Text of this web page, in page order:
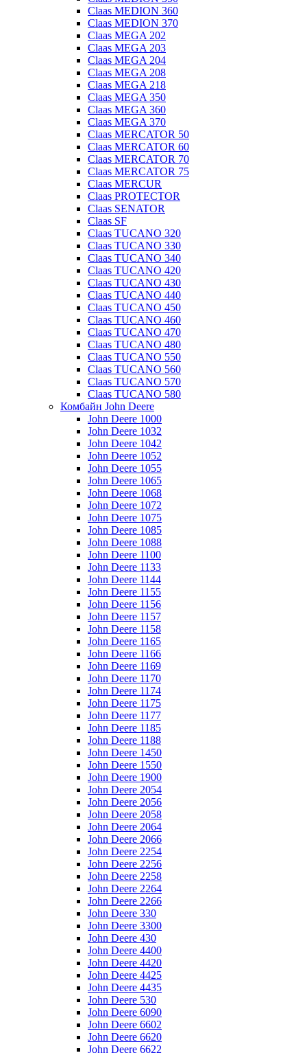
Claas MEDION 360
Claas MEDION 370
Claas MEGA 202
Claas MEGA 203
Claas MEGA 204
Claas MEGA 208
Claas MEGA 218
Claas MEGA 350
Claas MEGA 360
Claas MEGA 370
Claas MERCATOR 50
Claas MERCATOR 60
Claas MERCATOR 70
Claas MERCATOR 75
Claas MERCUR
Claas PROTECTOR
Claas SENATOR
Claas SF
Claas TUCANO 320
Claas TUCANO 330
Claas TUCANO 340
Claas TUCANO 420
Claas TUCANO 430
Claas TUCANO 440
Claas TUCANO 450
Claas TUCANO 460
Claas TUCANO 470
Claas TUCANO 480
Claas TUCANO 550
Claas TUCANO 560
Claas TUCANO 570
Claas TUCANO 580
Комбайн John Deere
John Deere 1000
John Deere 1032
John Deere 1042
John Deere 1052
John Deere 1055
John Deere 1065
John Deere 1068
John Deere 1072
John Deere 1075
John Deere 1085
John Deere 1088
John Deere 1100
John Deere 1133
John Deere 1144
John Deere 1155
John Deere 1156
John Deere 1157
John Deere 1158
John Deere 1165
John Deere 1166
John Deere 1169
John Deere 1170
John Deere 1174
John Deere 1175
John Deere 1177
John Deere 1185
John Deere 1188
John Deere 1450
John Deere 1550
John Deere 1900
John Deere 2054
John Deere 2056
John Deere 2058
John Deere 2064
John Deere 2066
John Deere 2254
John Deere 2256
John Deere 2258
John Deere 2264
John Deere 2266
John Deere 330
John Deere 3300
John Deere 430
John Deere 4400
John Deere 4420
John Deere 4425
John Deere 4435
John Deere 530
John Deere 6090
John Deere 6602
John Deere 6620
John Deere 6622